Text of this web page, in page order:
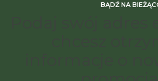
BĄDŹ NA